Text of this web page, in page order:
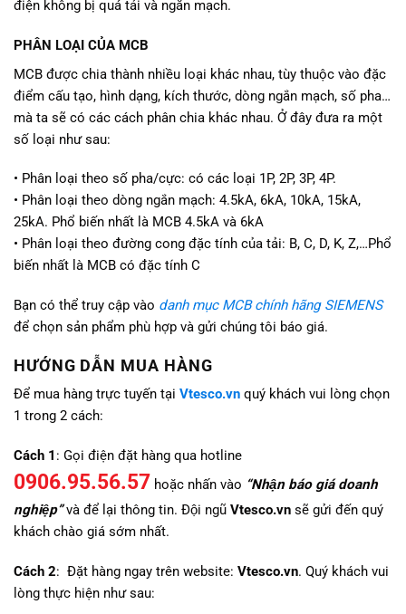
điện không bị quá tải và ngắn mạch.
PHÂN LOẠI CỦA MCB
MCB được chia thành nhiều loại khác nhau, tùy thuộc vào đặc
điểm cấu tạo, hình dạng, kích thước, dòng ngắn mạch, số pha…
mà ta sẽ có các cách phân chia khác nhau. Ở đây đưa ra một
số loại như sau:
• Phân loại theo số pha/cực: có các loại 1P, 2P, 3P, 4P.
• Phân loại theo dòng ngắn mạch: 4.5kA, 6kA, 10kA, 15kA,
25kA. Phổ biến nhất là MCB 4.5kA và 6kA
• Phân loại theo đường cong đặc tính của tải: B, C, D, K, Z,…Phổ
biến nhất là MCB có đặc tính C
Bạn có thể truy cập vào danh mục MCB chính hãng SIEMENS
để chọn sản phẩm phù hợp và gửi chúng tôi báo giá.
HƯỚNG DẪN MUA HÀNG
Để mua hàng trực tuyến tại Vtesco.vn quý khách vui lòng chọn
1 trong 2 cách:
Cách 1 : Gọi điện đặt hàng qua hotline
0906.95.56.57 hoặc nhấn vào “Nhận báo giá doanh
nghiệp”và để lại thông tin. Đội ngũ Vtesco.vn sẽ gửi đến quý
khách chào giá sớm nhất.
Cách 2: Đặt hàng ngay trên website: Vtesco.vn. Quý khách vui
lòng thực hiện như sau: